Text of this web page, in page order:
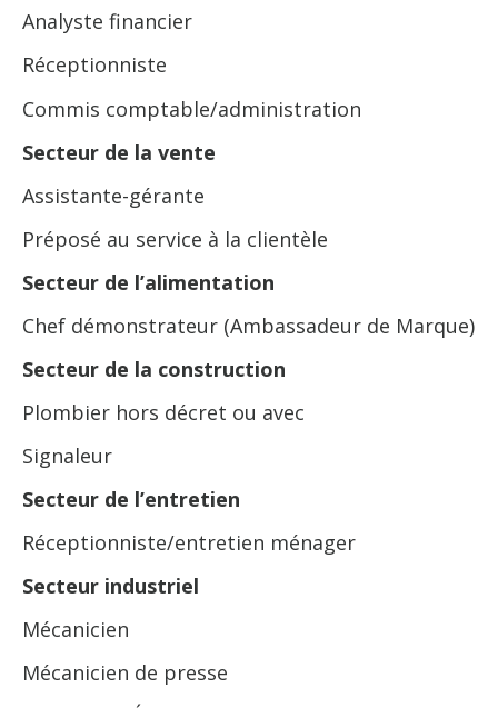
Analyste financier
Réceptionniste
Commis comptable/administration
Secteur de la vente
Assistante-gérante
Préposé au service à la clientèle
Secteur de l’alimentation
Chef démonstrateur (Ambassadeur de Marque)
Secteur de la construction
Plombier hors décret ou avec
Signaleur
Secteur de l’entretien
Réceptionniste/entretien ménager
Secteur industriel
Mécanicien
Mécanicien de presse